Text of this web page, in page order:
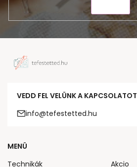
VEDD FEL VELÜNK A KAPCSOLATOT
info@tefestetted.hu
MENÜ
Technikák
Akcio